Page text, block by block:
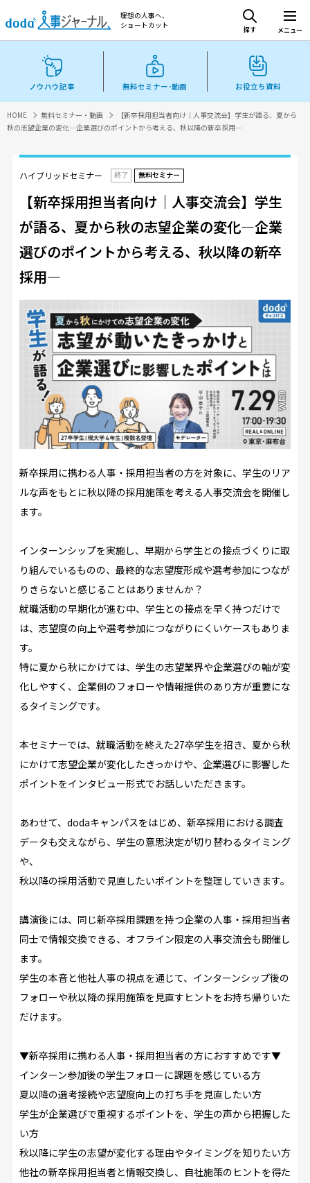
理想の人事へ、
ショートカット
探す メニュー
ノウハウ記事 無料セミナー･動画 お役立ち資料
HOME 無料セミナー・動画
【新卒採用担当者向け｜人事交流会】学生が語る、夏から
秋の志望企業の変化―企業選びのポイントから考える、秋以降の新卒採用―
ハイブリッドセミナー 終了 無料セミナー
【新卒採用担当者向け｜人事交流会】学生
が語る、夏から秋の志望企業の変化―企業
選びのポイントから考える、秋以降の新卒
採用―
新卒採用に携わる人事・採用担当者の方を対象に、学生のリア
ルな声をもとに秋以降の採用施策を考える人事交流会を開催し
ます。
インターンシップを実施し、早期から学生との接点づくりに取
り組んでいるものの、最終的な志望度形成や選考参加につなが
りきらないと感じることはありませんか？
就職活動の早期化が進む中、学生との接点を早く持つだけで
は、志望度の向上や選考参加につながりにくいケースもありま
す。
特に夏から秋にかけては、学生の志望業界や企業選びの軸が変
化しやすく、企業側のフォローや情報提供のあり方が重要にな
るタイミングです。
本セミナーでは、就職活動を終えた27卒学生を招き、夏から秋
にかけて志望企業が変化したきっかけや、企業選びに影響した
ポイントをインタビュー形式でお話しいただきます。
あわせて、 dodaキャンパスをはじめ、新卒採用における調査
データも交えながら、学生の意思決定が切り替わるタイミング
や、
秋以降の採用活動で見直したいポイントを整理していきます。
講演後には、同じ新卒採用課題を持つ企業の人事・採用担当者
同士で情報交換できる、オフライン限定の人事交流会も開催し
ます。
学生の本音と他社人事の視点を通じて、インターンシップ後の
フォローや秋以降の採用施策を見直すヒントをお持ち帰りいた
だけます。
▼新卒採用に携わる人事・採用担当者の方におすすめです▼
インターン参加後の学生フォローに課題を感じている方
夏以降の選考接続や志望度向上の打ち手を見直したい方
学生が企業選びで重視するポイントを、学生の声から把握した
い方
秋以降に学生の志望が変化する理由やタイミングを知りたい方
他社の新卒採用担当者と情報交換し、自社施策のヒントを得た